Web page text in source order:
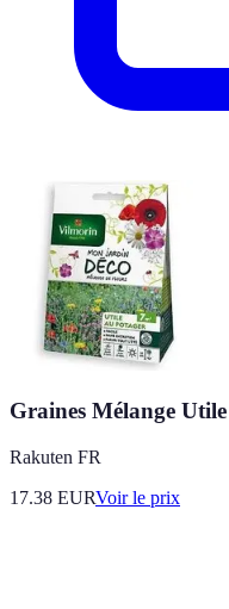
Graines Mélange
Rakuten FR
17.38 EURVoir le prix